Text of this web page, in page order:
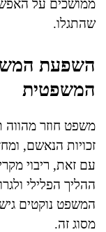
ממושכים על
שהתגלו.
השפעת
המשפטית
משפט חוזר מהווה
זכויות הנאשם,
עם זאת, ריבוי
ההליך הפלילי
המשפט נוקטים
מסוג זה.